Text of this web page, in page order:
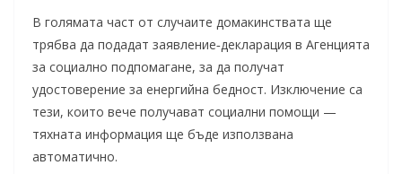
В голямата част от случаите домакинствата ще
трябва да подадат заявление‑декларация в Агенцията
за социално подпомагане, за да получат
удостоверение за енергийна бедност. Изключение са
тези, които вече получават социални помощи —
тяхната информация ще бъде използвана
автоматично.